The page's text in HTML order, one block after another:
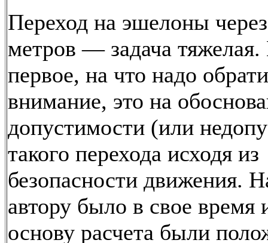
Переход на эшелоны
метров — задача
первое, на что надо
внимание, это на
допустимости (или
такого перехода исходя из
безопасности движения.
автору было в свое время
основу расчета были